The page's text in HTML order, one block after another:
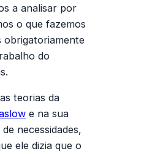
a analisar por
o que fazemos
obrigatoriamente
do
teorias da
e na sua
necessidades,
ele dizia que o